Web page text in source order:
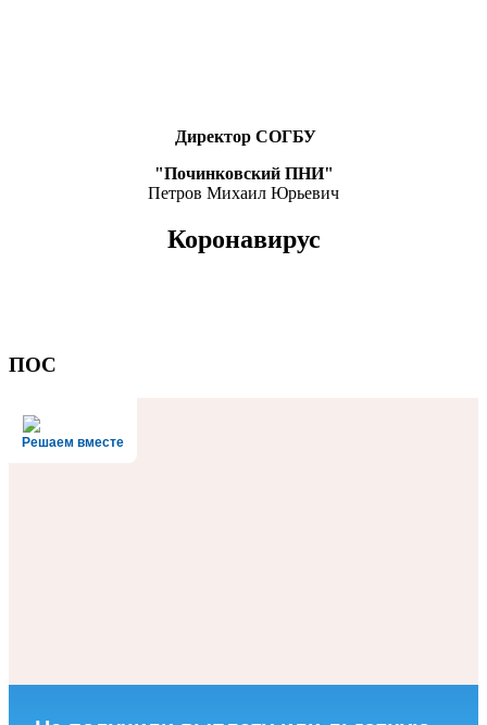
Директор СОГБУ
"Починковский ПНИ"
Петров Михаил Юрьевич
Коронавирус
ПОС
Решаем вместе